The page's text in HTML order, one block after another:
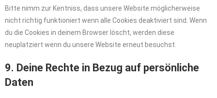
Bitte nimm zur Kentniss, dass unsere Website möglicherweise
nicht richtig funktioniert wenn alle Cookies deaktiviert sind. Wenn
du die Cookies in deinem Browser löscht, werden diese
neuplatziert wenn du unsere Website erneut besuchst.
9. Deine Rechte in Bezug auf persönliche
Daten